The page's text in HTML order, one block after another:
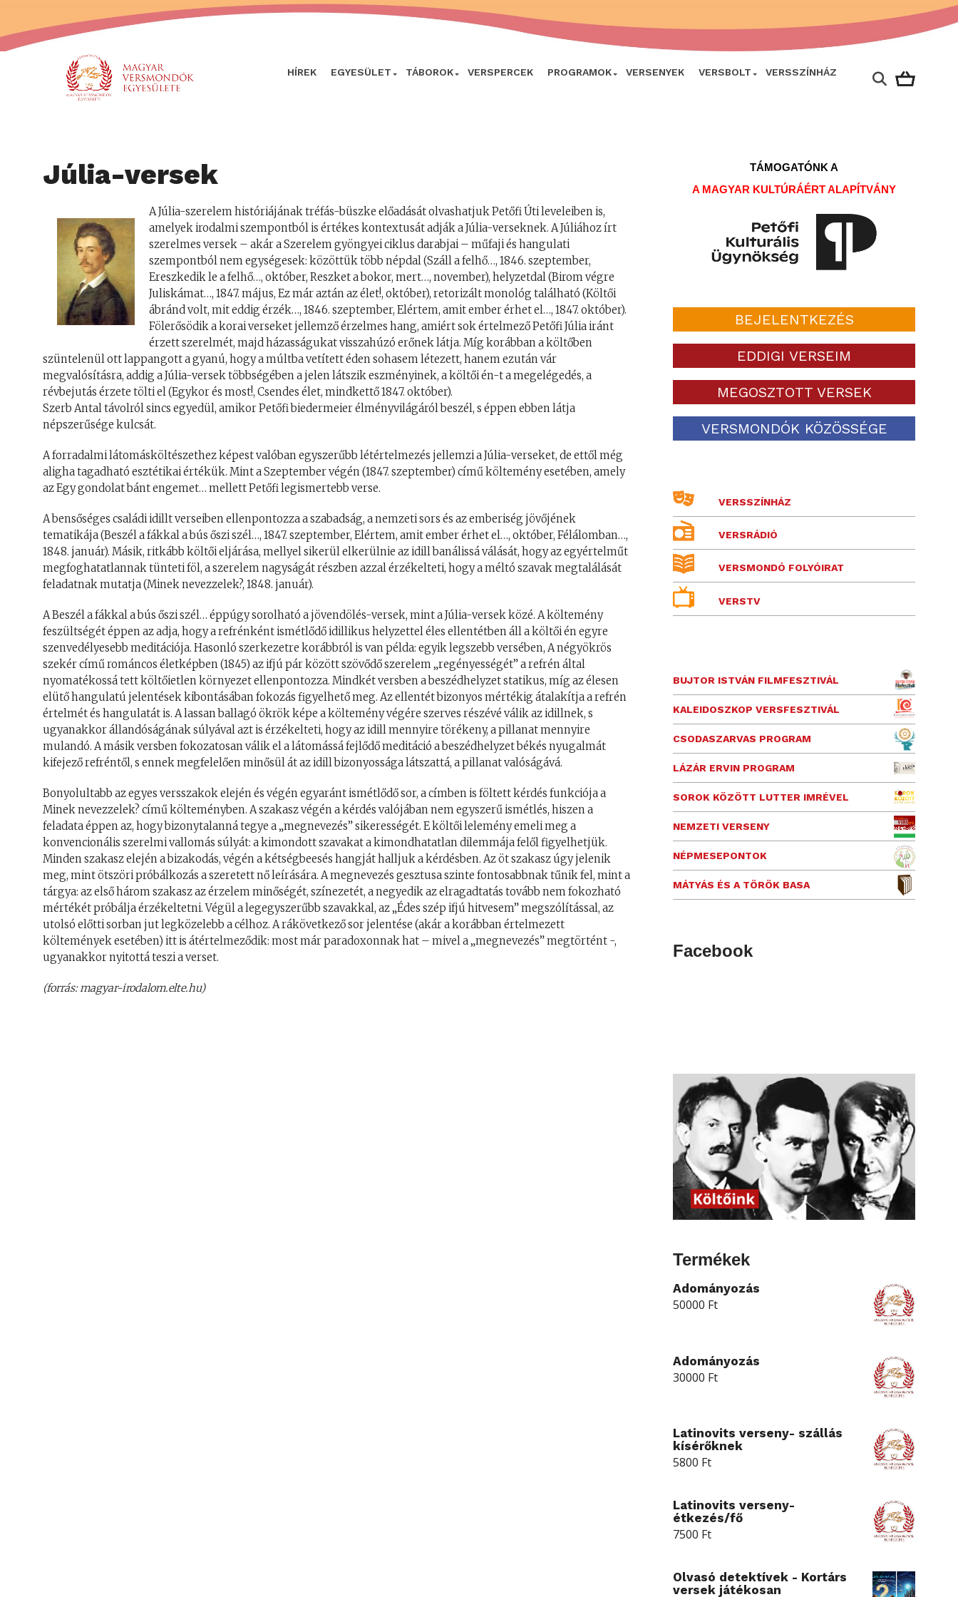
HÍREK EGYESÜLET TÁBOROK VERSPERCEK PROGRAMOK VERSENYEK VERSBOLT VERSSZÍNHÁZ
Júlia-versek
A Júlia-szerelem históriájának tréfás-büszke előadását olvashatjuk Petőfi Úti leveleiben is,
amelyek irodalmi szempontból is értékes kontextusát adják a Júlia-verseknek. A Júliához írt
szerelmes versek – akár a Szerelem gyöngyei ciklus darabjai – műfaji és hangulati
szempontból nem egységesek: közöttük több népdal (Száll a felhő…, 1846. szeptember,
Ereszkedik le a felhő…, október, Reszket a bokor, mert…, november), helyzetdal (Birom végre
Juliskámat…, 1847. május, Ez már aztán az élet!, október), retorizált monológ található (Költői
ábránd volt, mit eddig érzék…, 1846. szeptember, Elértem, amit ember érhet el…, 1847. október).
Fölerősödik a korai verseket jellemző érzelmes hang, amiért sok értelmező Petőfi Júlia iránt
érzett szerelmét, majd házasságukat visszahúzó erőnek látja. Míg korábban a költőben
szüntelenül ott lappangott a gyanú, hogy a múltba vetített éden sohasem létezett, hanem ezután vár
megvalósításra, addig a Júlia-versek többségében a jelen látszik eszményinek, a költői én-t a megelégedés, a
révbejutás érzete tölti el (Egykor és most!, Csendes élet, mindkettő 1847. október).
Szerb Antal távolról sincs egyedül, amikor Petőfi biedermeier élményvilágáról beszél, s éppen ebben látja
népszerűsége kulcsát.
A forradalmi látomásköltészethez képest valóban egyszerűbb létértelmezés jellemzi a Júlia-verseket, de ettől még
aligha tagadható esztétikai értékük. Mint a Szeptember végén (1847. szeptember) című költemény esetében, amely
az Egy gondolat bánt engemet… mellett Petőfi legismertebb verse.
A bensőséges családi idillt verseiben ellenpontozza a szabadság, a nemzeti sors és az emberiség jövőjének
tematikája (Beszél a fákkal a bús őszi szél…, 1847. szeptember, Elértem, amit ember érhet el…, október, Félálomban…,
1848. január). Másik, ritkább költői eljárása, mellyel sikerül elkerülnie az idill banálissá válását, hogy az egyértelműt
megfoghatatlannak tünteti föl, a szerelem nagyságát részben azzal érzékelteti, hogy a méltó szavak megtalálását
feladatnak mutatja (Minek nevezzelek?, 1848. január).
A Beszél a fákkal a bús őszi szél… éppúgy sorolható a jövendölés-versek, mint a Júlia-versek közé. A költemény
feszültségét éppen az adja, hogy a refrénként ismétlődő idillikus helyzettel éles ellentétben áll a költői én egyre
szenvedélyesebb meditációja. Hasonló szerkezetre korábbról is van példa: egyik legszebb versében, A négyökrös
szekér című románcos életképben (1845) az ifjú pár között szövődő szerelem „regényességét” a refrén által
nyomatékossá tett költőietlen környezet ellenpontozza. Mindkét versben a beszédhelyzet statikus, míg az élesen
elütő hangulatú jelentések kibontásában fokozás figyelhető meg. Az ellentét bizonyos mértékig átalakítja a refrén
értelmét és hangulatát is. A lassan ballagó ökrök képe a költemény végére szerves részévé válik az idillnek, s
ugyanakkor állandóságának súlyával azt is érzékelteti, hogy az idill mennyire törékeny, a pillanat mennyire
mulandó. A másik versben fokozatosan válik el a látomássá fejlődő meditáció a beszédhelyzet békés nyugalmát
kifejező refréntől, s ennek megfelelően minősül át az idill bizonyossága látszattá, a pillanat valóságává.
Bonyolultabb az egyes versszakok elején és végén egyaránt ismétlődő sor, a címben is föltett kérdés funkciója a
Minek nevezzelek? című költeményben. A szakasz végén a kérdés valójában nem egyszerű ismétlés, hiszen a
feladata éppen az, hogy bizonytalanná tegye a „megnevezés” sikerességét. E költői lelemény emeli meg a
konvencionális szerelmi vallomás súlyát: a kimondott szavakat a kimondhatatlan dilemmája felől figyelhetjük.
Minden szakasz elején a bizakodás, végén a kétségbeesés hangját halljuk a kérdésben. Az öt szakasz úgy jelenik
meg, mint ötszöri próbálkozás a szeretett nő leírására. A megnevezés gesztusa szinte fontosabbnak tűnik fel, mint a
tárgya: az első három szakasz az érzelem minőségét, színezetét, a negyedik az elragadtatás tovább nem fokozható
mértékét próbálja érzékeltetni. Végül a legegyszerűbb szavakkal, az „Édes szép ifjú hitvesem” megszólítással, az
utolsó előtti sorban jut legközelebb a célhoz. A rákövetkező sor jelentése (akár a korábban értelmezett
költemények esetében) itt is átértelmeződik: most már paradoxonnak hat – mivel a „megnevezés” megtörtént -,
ugyanakkor nyitottá teszi a verset.
(forrás: magyar-irodalom.elte.hu)
TÁMOGATÓNK A
A MAGYAR KULTÚRÁÉRT ALAPÍTVÁNY
BEJELENTKEZÉS
EDDIGI VERSEIM
MEGOSZTOTT VERSEK
VERSMONDÓK KÖZÖSSÉGE
VERSSZÍNHÁZ
VERSRÁDIÓ
VERSMONDÓ FOLYÓIRAT
VERSTV
BUJTOR ISTVÁN FILMFESZTIVÁL
KALEIDOSZKOP VERSFESZTIVÁL
CSODASZARVAS PROGRAM
LÁZÁR ERVIN PROGRAM
SOROK KÖZÖTT LUTTER IMRÉVEL
NEMZETI VERSENY
NÉPMESEPONTOK
MÁTYÁS ÉS A TÖRÖK BASA
Facebook
Termékek
Adományozás
50000 Ft
Adományozás
30000 Ft
Latinovits verseny- szállás
kísérőknek
5800 Ft
Latinovits verseny-
étkezés/fő
7500 Ft
Olvasó detektívek - Kortárs
versek játékosan